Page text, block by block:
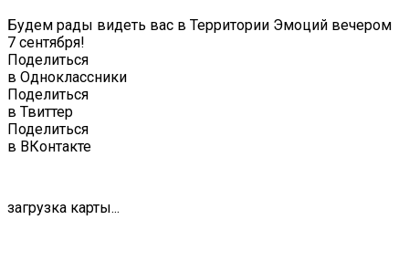
Будем рады видеть вас в Территории Эмоций вечером
7 сентября!
Поделиться
в Одноклассники
Поделиться
в Твиттер
Поделиться
в ВКонтакте
загрузка карты...